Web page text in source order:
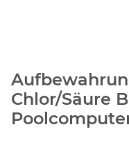
Chlor/Säure